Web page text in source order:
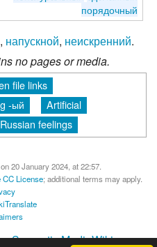
порядочный
, напускной, неискренний.
no pages or media.
file links
-ый
Artificial
Russian feelings
20 January 2024, at 22:57.
License; additional terms may apply.
Semantic MediaWiki